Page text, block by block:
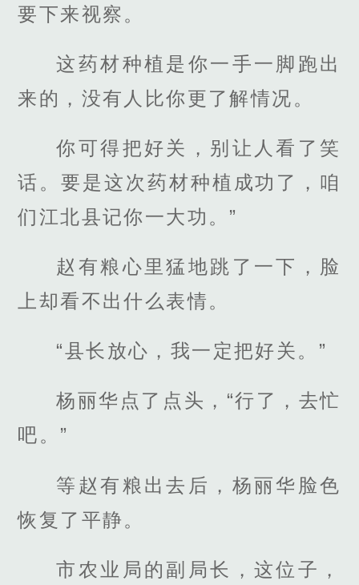
要下来视察。
这药材种植是你一手一脚跑出
来的，没有人比你更了解情况。
你可得把好关，别让人看了笑
话。要是这次药材种植成功了，咱
们江北县记你一大功。”
赵有粮心里猛地跳了一下，脸
上却看不出什么表情。
“县长放心，我一定把好关。”
杨丽华点了点头，“行了，去忙
吧。”
等赵有粮出去后，杨丽华脸色
恢复了平静。
市农业局的副局长，这位子，